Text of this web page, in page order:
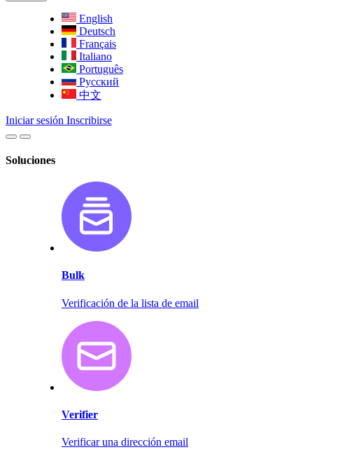
English
Deutsch
Français
Italiano
Português
Русский
中文
Iniciar sesión Inscribirse
Soluciones
Bulk
Verificación de la lista de email
Verifier
Verificar una dirección email